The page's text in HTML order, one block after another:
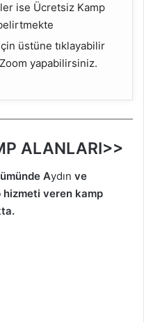
ise Ücretsiz Kamp
üstüne tıklayabilir
yapabilirsiniz.
ALANLARI>>
Aydın ve
veren kamp